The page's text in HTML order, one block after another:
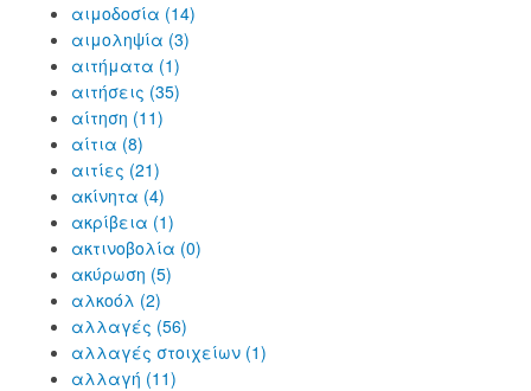
αιμοδοσία (14)
αιμοληψία (3)
αιτήματα (1)
αιτήσεις (35)
αίτηση (11)
αίτια (8)
αιτίες (21)
ακίνητα (4)
ακρίβεια (1)
ακτινοβολία (0)
ακύρωση (5)
αλκοόλ (2)
αλλαγές (56)
αλλαγές στοιχείων (1)
αλλαγή (11)